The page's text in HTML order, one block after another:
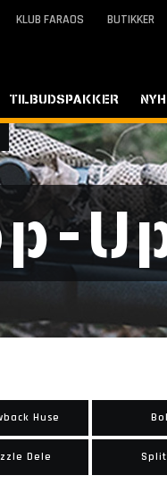
Huse
Dele
KLUB FARAOS BUTIKKER
TILBUDSPAKKER